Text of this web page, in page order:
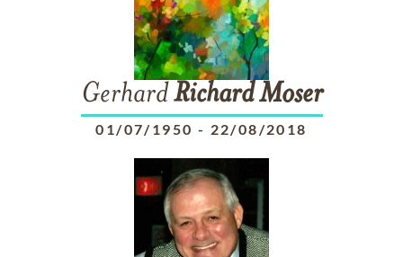
GerhardRichard Moser
01/07/1950 - 22/08/2018